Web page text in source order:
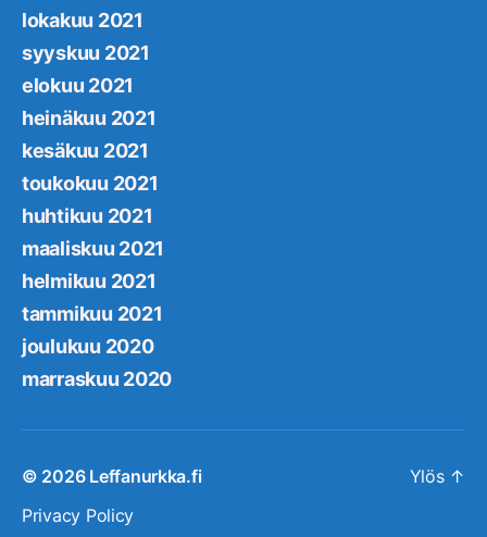
lokakuu 2021
syyskuu 2021
elokuu 2021
heinäkuu 2021
kesäkuu 2021
toukokuu 2021
huhtikuu 2021
maaliskuu 2021
helmikuu 2021
tammikuu 2021
joulukuu 2020
marraskuu 2020
© 2026 Leffanurkka.fi
Privacy Policy
Ylös ↑